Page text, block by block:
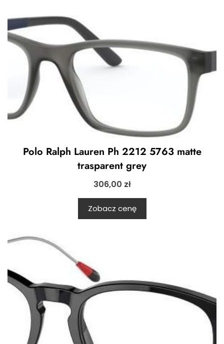
Polo Ralph Lauren Ph 2212 5763 matte
trasparent grey
306,00 zł
Zobacz cenę